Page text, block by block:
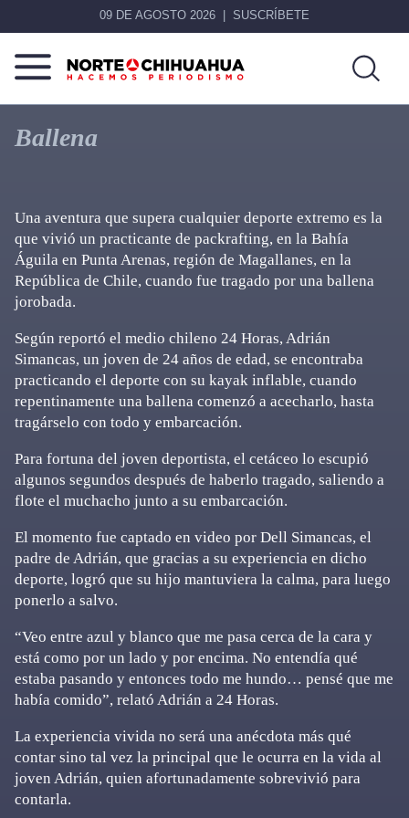
09 DE AGOSTO 2026 SUSCRÍBETE
Norte
Chihuahua
Más
que
noticias,
Ballena
Una aventura que supera cualquier deporte extremo es la
que vivió un practicante de packrafting, en la Bahía
Águila en Punta Arenas, región de Magallanes, en la
República de Chile, cuando fue tragado por una ballena
jorobada.
Según reportó el medio chileno 24 Horas, Adrián
Simancas, un joven de 24 años de edad, se encontraba
practicando el deporte con su kayak inflable, cuando
repentinamente una ballena comenzó a acecharlo, hasta
tragárselo con todo y embarcación.
Para fortuna del joven deportista, el cetáceo lo escupió
algunos segundos después de haberlo tragado, saliendo a
flote el muchacho junto a su embarcación.
El momento fue captado en video por Dell Simancas, el
padre de Adrián, que gracias a su experiencia en dicho
deporte, logró que su hijo mantuviera la calma, para luego
ponerlo a salvo.
“Veo entre azul y blanco que me pasa cerca de la cara y
está como por un lado y por encima. No entendía qué
estaba pasando y entonces todo me hundo… pensé que me
había comido”, relató Adrián a 24 Horas.
La experiencia vivida no será una anécdota más qué
contar sino tal vez la principal que le ocurra en la vida al
joven Adrián, quien afortunadamente sobrevivió para
contarla.